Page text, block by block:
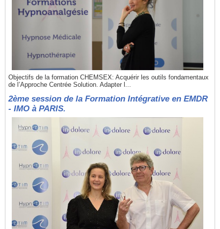
Objectifs de la formation CHEMSEX: Acquérir les outils fondamentaux
de l’Approche Centrée Solution. Adapter l...
2ème session de la Formation Intégrative en EMDR
- IMO à PARIS.